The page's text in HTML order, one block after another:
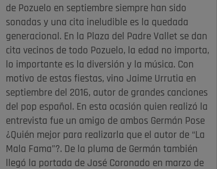
de Pozuelo en septiembre siempre han sido
sonadas y una cita ineludible es la quedada
generacional. En la Plaza del Padre Vallet se dan
cita vecinos de todo Pozuelo, la edad no importa,
lo importante es la diversión y la música. Con
motivo de estas fiestas, vino Jaime Urrutia en
septiembre del 2016, autor de grandes canciones
del pop español. En esta ocasión quien realizó la
entrevista fue un amigo de ambos Germán Pose
¿Quién mejor para realizarla que el autor de “La
Mala Fama”?. De la pluma de Germán también
llegó la portada de José Coronado en marzo de